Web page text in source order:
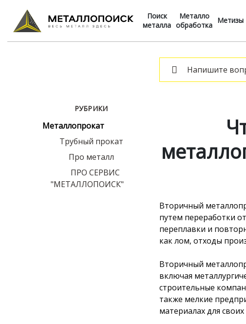
Поиск
металла
Металло
обработка Метизы
РУБРИКИ
Металлопрокат
Трубный прокат
Про металл
ПРО СЕРВИС
"МЕТАЛЛОПОИСК"
Вторичный
путем переработки
переплавки и
как лом, отходы
Вторичный
включая
строительные
также мелкие
материалах для